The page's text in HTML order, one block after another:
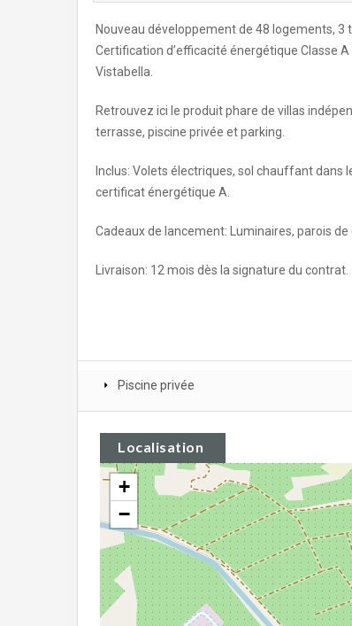
Nouveau développement de 48 logements,
Certification d’efficacité énergétique Classe
Vistabella.
Retrouvez ici le produit phare de villas
terrasse, piscine privée et parking.
Inclus: Volets électriques, sol chauffant
certificat énergétique A.
Cadeaux de lancement: Luminaires, parois
Livraison: 12 mois dès la signature du contrat.
Piscine privée
Localisation
+
−